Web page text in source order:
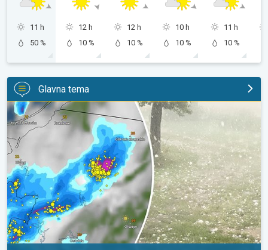
11 h
50 %
12 h
10 %
12 h
10 %
10 h
10 %
11 h
10 %
Glavna tema
Ogromne tuče u Poljskoj. Nevrijeme. . .